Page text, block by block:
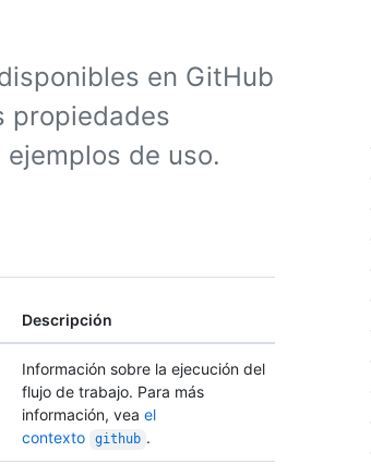
en GitHub
propiedades
de uso.
Descripción
Información sobre la ejecución del
flujo de trabajo. Para más
información, vea el
contexto
github .